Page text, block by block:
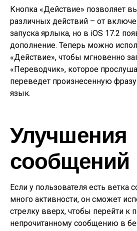
Кнопка «Действие» позволяет
различных действий – от
запуска ярлыка, но в iOS 17.2
дополнение. Теперь можно
«Действие», чтобы мгновенно
«Переводчик», которое
переведет произнесенную
язык.
Улучшения
сообщений
Если у пользователя есть ветка
много активности, он сможет
стрелку вверх, чтобы перейти к
непрочитанному сообщению в